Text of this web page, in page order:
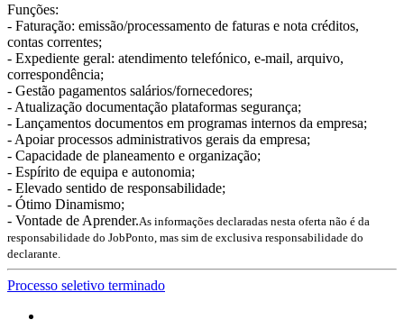
Funções:
- Faturação: emissão/processamento de faturas e nota créditos,
contas correntes;
- Expediente geral: atendimento telefónico, e-mail, arquivo,
correspondência;
- Gestão pagamentos salários/fornecedores;
- Atualização documentação plataformas segurança;
- Lançamentos documentos em programas internos da empresa;
- Apoiar processos administrativos gerais da empresa;
- Capacidade de planeamento e organização;
- Espírito de equipa e autonomia;
- Elevado sentido de responsabilidade;
- Ótimo Dinamismo;
- Vontade de Aprender.As informações declaradas nesta oferta não é da
responsabilidade do JobPonto, mas sim de exclusiva responsabilidade do
declarante.
Processo seletivo terminado